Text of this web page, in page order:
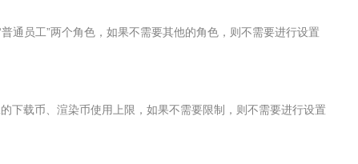
普通员工”两个角色，如果不需要其他的角色，则不需要进行设置
下载币、渲染币使用上限，如果不需要限制，则不需要进行设置